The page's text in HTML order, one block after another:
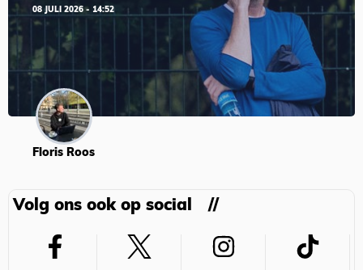
08 JULI 2026 - 14:52
Floris Roos
Volg ons ook op social